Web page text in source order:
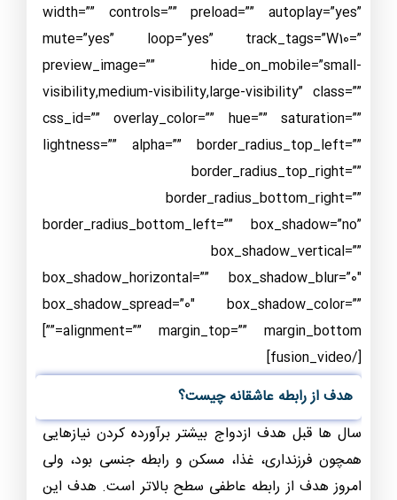
width=”” controls=”” preload=”” autoplay=”yes”
mute=”yes” loop=”yes” track_tags=”W10=”
preview_image=”” hide_on_mobile=”small-
visibility,medium-visibility,large-visibility” class=””
css_id=”” overlay_color=”” hue=”” saturation=””
lightness=”” alpha=”” border_radius_top_left=””
border_radius_top_right=””
border_radius_bottom_right=””
border_radius_bottom_left=”” box_shadow=”no”
box_shadow_vertical=””
box_shadow_horizontal=”” box_shadow_blur=”0″
box_shadow_spread=”0″ box_shadow_color=””
alignment=”” margin_top=”” margin_bottom=””]
[/fusion_video]
هدف از رابطه عاشقانه چیست؟
سال ها قبل هدف ازدواج بیشتر برآورده کردن نیازهایی
همچون فرزنداری، غذا، مسکن و رابطه جنسی بود، ولی
امروز هدف از رابطه عاطفی سطح بالاتر است. هدف این